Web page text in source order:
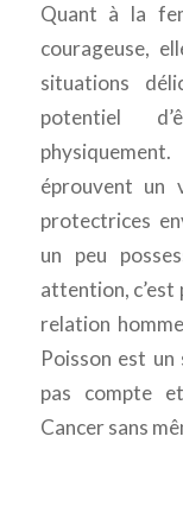
Quant à la
courageuse,
situations
potentiel
éprouvent un
protectrices
un peu
attention,
relation
Poisson est un
pas compte
Cancer sans